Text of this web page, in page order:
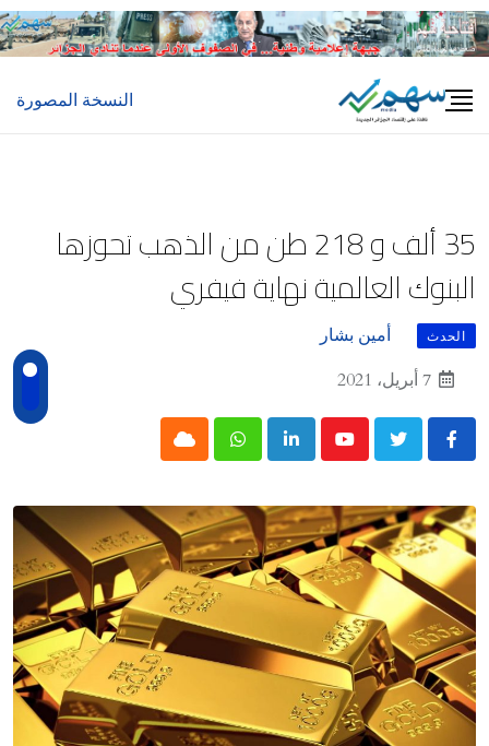
Skip
to
النسخة المصورة
35 ألف و 218 طن من الذهب تحوزها
البنوك العالمية نهاية فيفري
الحدث
أمين بشار
7 أبريل، 2021
Youtube
LinkedIn
Whatsapp
Cloud